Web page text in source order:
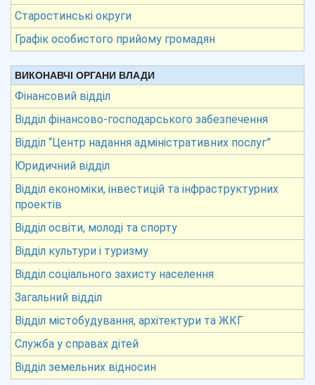
Старостинські округи
Графік особистого прийому громадян
ВИКОНАВЧІ ОРГАНИ ВЛАДИ
Фінансовий відділ
Відділ фінансово-господарського забезпечення
Відділ “Центр надання адміністративних послуг”
Юридичний відділ
Відділ економіки, інвестицій та інфраструктурних
проектів
Відділ освіти, молоді та спорту
Відділ культури і туризму
Відділ соціального захисту населення
Загальний відділ
Відділ містобудування, архітектури та ЖКГ
Служба у справах дітей
Відділ земельних відносин